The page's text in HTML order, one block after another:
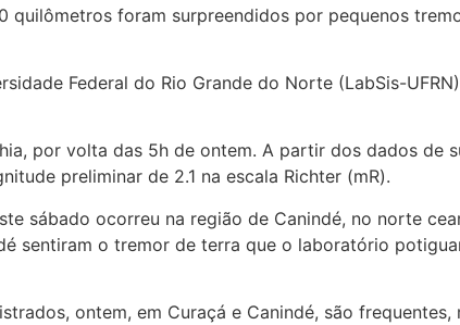
quilômetros foram surpreendidos por pequenos
Federal do Rio Grande do Norte (LabSis-
por volta das 5h de ontem. A partir dos dados de
preliminar de 2.1 na escala Richter (mR).
sábado ocorreu na região de Canindé, no norte
sentiram o tremor de terra que o laboratório
ontem, em Curaçá e Canindé, são frequentes,